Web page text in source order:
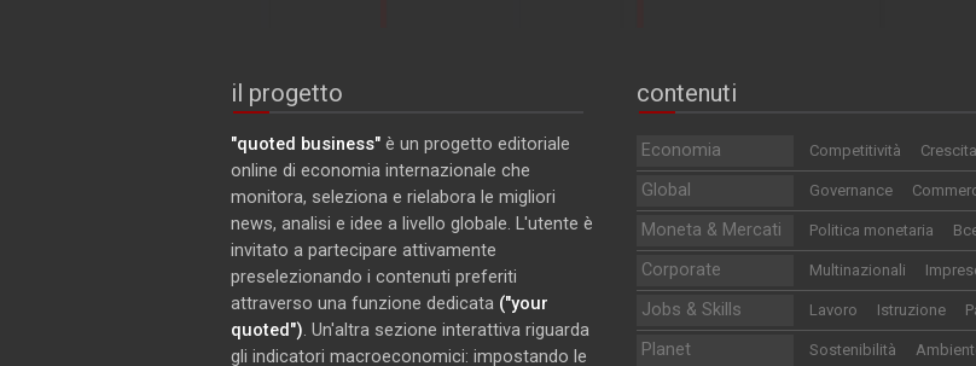
il progetto
"quoted business" è un progetto editoriale
online di economia internazionale che
monitora, seleziona e rielabora le migliori
news, analisi e idee a livello globale. L'utente è
invitato a partecipare attivamente
preselezionando i contenuti preferiti
attraverso una funzione dedicata ("your
quoted"). Un'altra sezione interattiva riguarda
gli indicatori macroeconomici: impostando le
contenuti
Economia Competitività Crescita
Global Governance
Moneta & Mercati Politica monetaria
Corporate Multinazionali
Jobs & Skills Lavoro Istruzione
Planet Sostenibilità